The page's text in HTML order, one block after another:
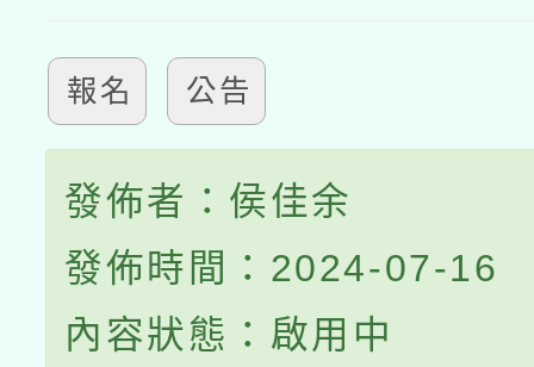
報名 公告
發佈者：侯佳余
發佈時間：2024-07-16
內容狀態：啟用中